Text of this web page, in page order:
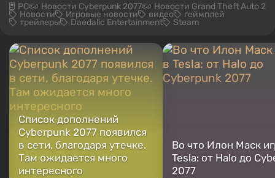
PC Новости Cyberpunk 2077 Новости Grand Theft Auto 2
Новости Игровые новости видео геймплей
трейлеры Daedalic Entertainment Steam
Список дополнений
Cyberpunk 2077 появился
в сети, благодаря утечке.
Там ожидается много
интересного
Во что Илон Маск
Tesla: от Halo до
2077